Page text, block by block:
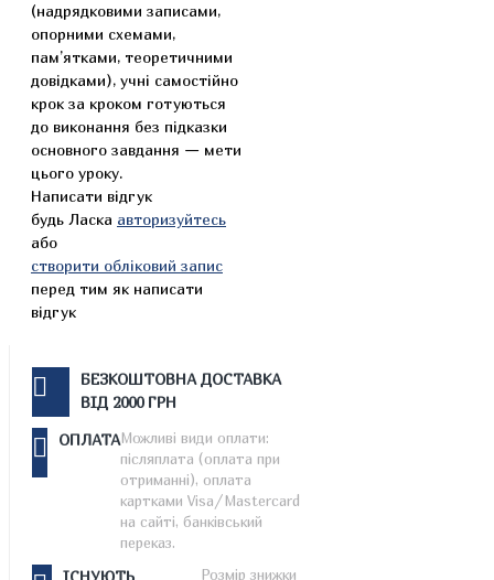
(надрядковими записами,
опорними схемами,
пам’ятками, теоретичними
довідками), учні самостійно
крок за кроком готуються
до виконання без підказки
основного завдання — мети
цього уроку.
Написати відгук
будь Ласка авторизуйтесь
або
створити обліковий запис
перед тим як написати
відгук
БЕЗКОШТОВНА ДОСТАВКА
ВІД 2000 ГРН
ОПЛАТАМожливі види оплати:
післяплата (оплата при
отриманні), оплата
картками Visa/Mastercard
на сайті, банківський
переказ.
ІСНУЮТЬ Розмір знижки